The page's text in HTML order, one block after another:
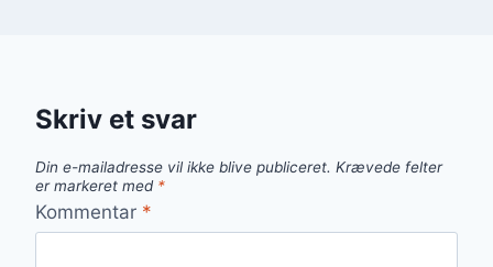
Skriv et svar
Din e-mailadresse vil ikke blive publiceret. Krævede felter
er markeret med *
Kommentar *